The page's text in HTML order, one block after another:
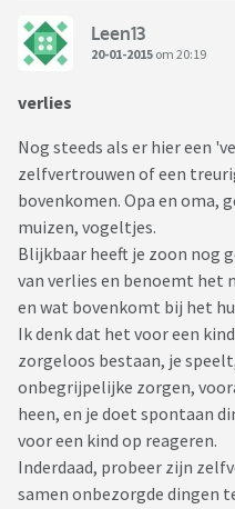
Leen13
20-01-2015 om 20:19
verlies
Nog steeds als er hier een
zelfvertrouwen of een
bovenkomen. Opa en oma,
muizen, vogeltjes.
Blijkbaar heeft je zoon nog
van verlies en benoemt het
en wat bovenkomt bij het
Ik denk dat het voor een
zorgeloos bestaan, je
onbegrijpelijke zorgen,
heen, en je doet spontaan
voor een kind op reageren.
Inderdaad, probeer zijn
samen onbezorgde dingen